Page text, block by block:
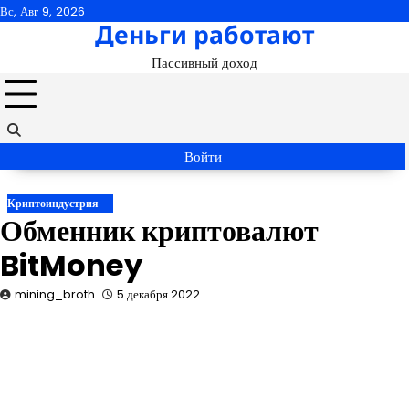
Перейти
Вс, Авг 9, 2026
Деньги работают
Пассивный доход
Войти
Криптоиндустрия
Обменник криптовалют
BitMoney
mining_broth 5 декабря 2022